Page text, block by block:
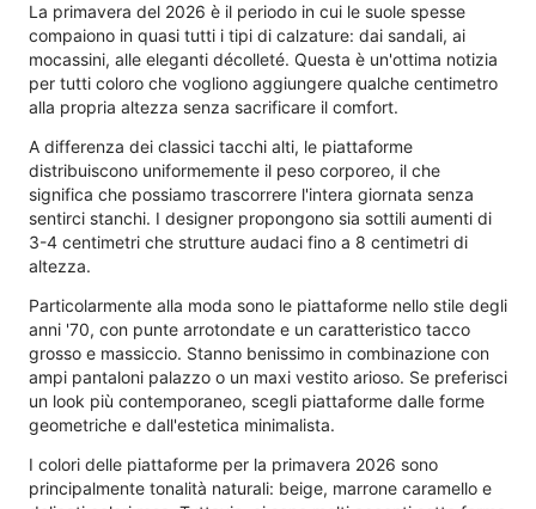
La primavera del 2026 è il periodo in cui le suole spesse
compaiono in quasi tutti i tipi di calzature: dai sandali, ai
mocassini, alle eleganti décolleté. Questa è un'ottima notizia
per tutti coloro che vogliono aggiungere qualche centimetro
alla propria altezza senza sacrificare il comfort.
A differenza dei classici tacchi alti, le piattaforme
distribuiscono uniformemente il peso corporeo, il che
significa che possiamo trascorrere l'intera giornata senza
sentirci stanchi. I designer propongono sia sottili aumenti di
3-4 centimetri che strutture audaci fino a 8 centimetri di
altezza.
Particolarmente alla moda sono le piattaforme nello stile degli
anni '70, con punte arrotondate e un caratteristico tacco
grosso e massiccio. Stanno benissimo in combinazione con
ampi pantaloni palazzo o un maxi vestito arioso. Se preferisci
un look più contemporaneo, scegli piattaforme dalle forme
geometriche e dall'estetica minimalista.
I colori delle piattaforme per la primavera 2026 sono
principalmente tonalità naturali: beige, marrone caramello e